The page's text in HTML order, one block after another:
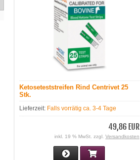
Ketoseteststreifen Rind Centrivet 25
Stk.
Lieferzeit: Falls vorrätig ca. 3-4 Tage
49,86 EUR
inkl. 19 % MwSt. zzgl. Versandkosten